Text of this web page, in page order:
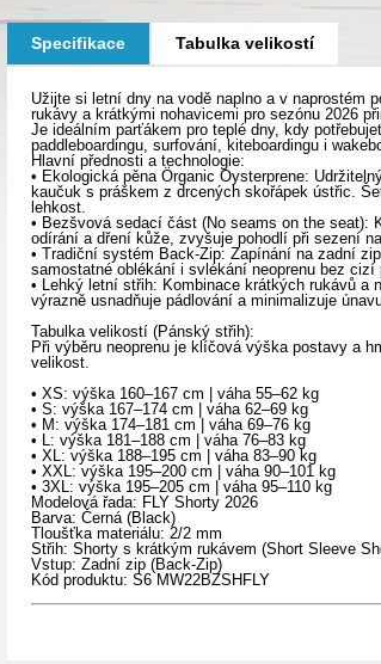
Specifikace Tabulka velikostí
Užijte si letní dny na vodě naplno a v naprostém
rukávy a krátkými nohavicemi pro sezónu 2026
Je ideálním parťákem pro teplé dny, kdy
paddleboardingu, surfování, kiteboardingu i
Hlavní přednosti a technologie:
• Ekologická pěna Örganic Oysterprene:
kaučuk s práškem z drcených skořápek ústřic.
lehkost.
• Bezšvová sedací část (No seams on the
odírání a dření kůže, zvyšuje pohodlí při sezení
• Tradiční systém Back-Zip: Zapínání na zadní
samostatné oblékání i svlékání neoprenu bez cizí
• Lehký letní střih: Kombinace krátkých rukávů a
výrazně usnadňuje pádlování a minimalizuje
Tabulka velikostí (Pánský střih):
Při výběru neoprenu je klíčová výška postavy a
velikost.
• XS: výška 160–167 cm | váha 55–62 kg
• S: výška 167–174 cm | váha 62–69 kg
• M: výška 174–181 cm | váha 69–76 kg
• L: výška 181–188 cm | váha 76–83 kg
• XL: výška 188–195 cm | váha 83–90 kg
• XXL: výška 195–200 cm | váha 90–101 kg
• 3XL: výška 195–205 cm | váha 95–110 kg
Modelová řada: FLY Shorty 2026
Barva: Černá (Black)
Tloušťka materiálu: 2/2 mm
Střih: Shorty s krátkým rukávem (Short Sleeve
Vstup: Zadní zip (Back-Zip)
Kód produktu: S6 MW22BZSHFLY